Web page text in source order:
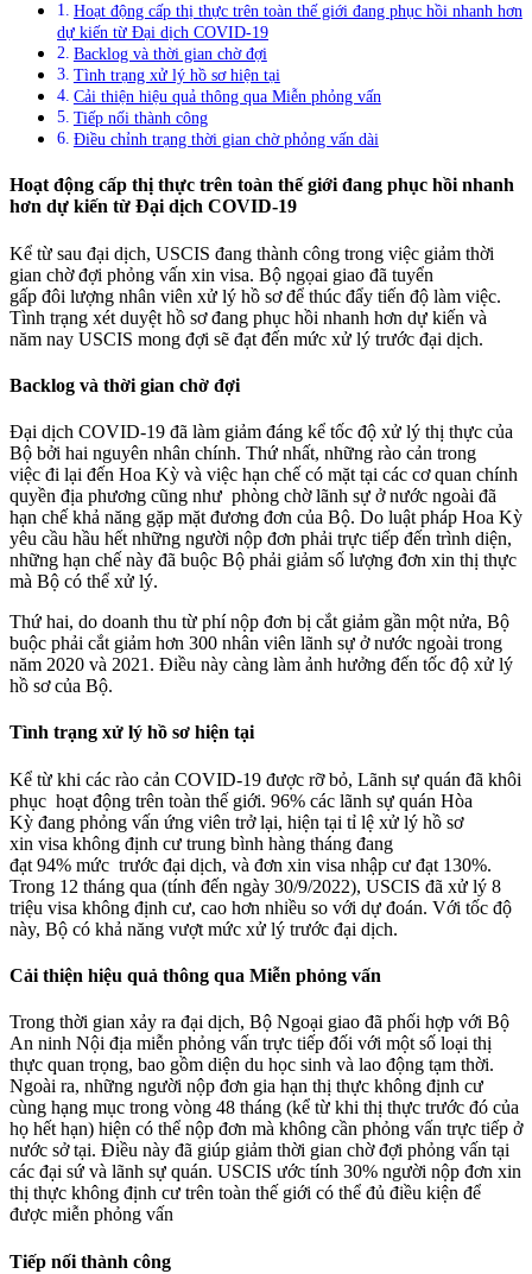
Hoạt động cấp thị thực trên toàn thế giới đang phục hồi nhanh hơn
dự kiến từ Đại dịch COVID-19
Backlog và thời gian chờ đợi
Tình trạng xử lý hồ sơ hiện tại
Cải thiện hiệu quả thông qua Miễn phỏng vấn
Tiếp nối thành công
Điều chỉnh trạng thời gian chờ phỏng vấn dài
Hoạt động cấp thị thực trên toàn thế giới đang phục hồi nhanh
hơn dự kiến từ Đại dịch COVID-19
Kể từ sau đại dịch, USCIS đang thành công trong việc giảm thời
gian chờ đợi phỏng vấn xin visa. Bộ ngọai giao đã tuyển
gấp đôi lượng nhân viên xử lý hồ sơ để thúc đẩy tiến độ làm việc.
Tình trạng xét duyệt hồ sơ đang phục hồi nhanh hơn dự kiến và
năm nay USCIS mong đợi sẽ đạt đến mức xử lý trước đại dịch.
Backlog và thời gian chờ đợi
Đại dịch COVID-19 đã làm giảm đáng kể tốc độ xử lý thị thực của
Bộ bởi hai nguyên nhân chính. Thứ nhất, những rào cản trong
việc đi lại đến Hoa Kỳ và việc hạn chế có mặt tại các cơ quan chính
quyền địa phương cũng như phòng chờ lãnh sự ở nước ngoài đã
hạn chế khả năng gặp mặt đương đơn của Bộ. Do luật pháp Hoa Kỳ
yêu cầu hầu hết những người nộp đơn phải trực tiếp đến trình diện,
những hạn chế này đã buộc Bộ phải giảm số lượng đơn xin thị thực
mà Bộ có thể xử lý.
Thứ hai, do doanh thu từ phí nộp đơn bị cắt giảm gần một nửa, Bộ
buộc phải cắt giảm hơn 300 nhân viên lãnh sự ở nước ngoài trong
năm 2020 và 2021. Điều này càng làm ảnh hưởng đến tốc độ xử lý
hồ sơ của Bộ.
Tình trạng xử lý hồ sơ hiện tại
Kể từ khi các rào cản COVID-19 được rỡ bỏ, Lãnh sự quán đã khôi
phục hoạt động trên toàn thế giới. 96% các lãnh sự quán Hòa
Kỳ đang phỏng vấn ứng viên trở lại, hiện tại tỉ lệ xử lý hồ sơ
xin visa không định cư trung bình hàng tháng đang
đạt 94% mức trước đại dịch, và đơn xin visa nhập cư đạt 130%.
Trong 12 tháng qua (tính đến ngày 30/9/2022), USCIS đã xử lý 8
triệu visa không định cư, cao hơn nhiều so với dự đoán. Với tốc độ
này, Bộ có khả năng vượt mức xử lý trước đại dịch.
Cải thiện hiệu quả thông qua Miễn phỏng vấn
Trong thời gian xảy ra đại dịch, Bộ Ngoại giao đã phối hợp với Bộ
An ninh Nội địa miễn phỏng vấn trực tiếp đối với một số loại thị
thực quan trọng, bao gồm diện du học sinh và lao động tạm thời.
Ngoài ra, những người nộp đơn gia hạn thị thực không định cư
cùng hạng mục trong vòng 48 tháng (kể từ khi thị thực trước đó của
họ hết hạn) hiện có thể nộp đơn mà không cần phỏng vấn trực tiếp ở
nước sở tại. Điều này đã giúp giảm thời gian chờ đợi phỏng vấn tại
các đại sứ và lãnh sự quán. USCIS ước tính 30% người nộp đơn xin
thị thực không định cư trên toàn thế giới có thể đủ điều kiện để
được miễn phỏng vấn
Tiếp nối thành công